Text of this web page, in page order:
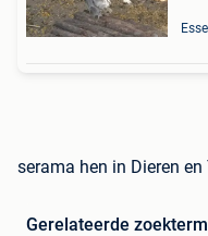
serama hen in Dieren en
Gerelateerde